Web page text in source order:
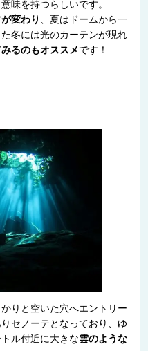
味を持つらしいです。
変わり
、夏はドームから一
冬には光のカーテンが現れ
るのもオススメ です！
りと空いた穴へエントリー
セノーテとなっており、ゆ
ル付近に大きな雲のような